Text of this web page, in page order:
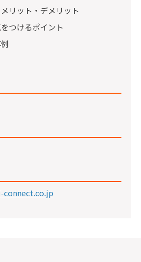
リット・デメリット
つけるポイント
connect.co.jp